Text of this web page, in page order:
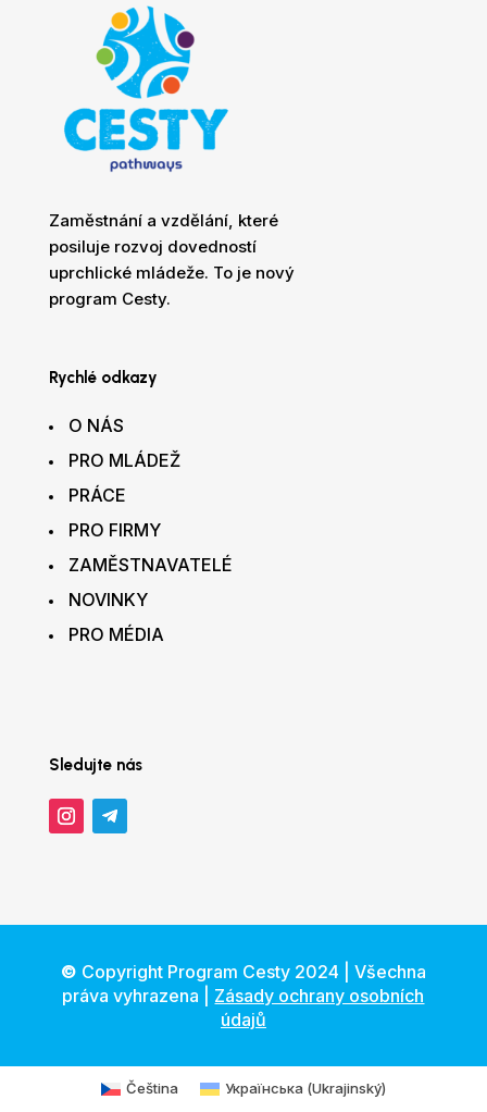
Zaměstnání a vzdělání, které
posiluje rozvoj dovedností
uprchlické mládeže. To je nový
program Cesty.
Rychlé odkazy
O NÁS
PRO MLÁDEŽ
PRÁCE
PRO FIRMY
ZAMĚSTNAVATELÉ
NOVINKY
PRO MÉDIA
Sledujte nás
© Copyright Program Cesty 2024 | Všechna
práva vyhrazena | Zásady ochrany osobních
údajů
Čeština Українська (Ukrajinský)